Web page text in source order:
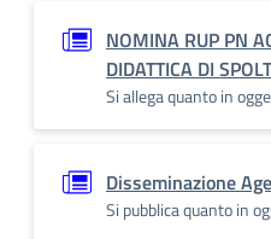
NOMINA RUP PN
DIDATTICA DI
Si allega quanto in
Disseminazione
Si pubblica quanto in